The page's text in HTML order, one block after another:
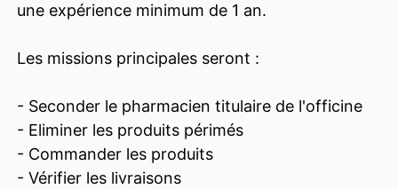
une expérience minimum de 1 an.
Les missions principales seront :
- Seconder le pharmacien titulaire de l'officine
- Eliminer les produits périmés
- Commander les produits
- Vérifier les livraisons